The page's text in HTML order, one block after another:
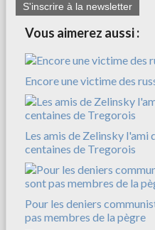
S'inscrire à la newsletter
Vous aimerez aussi :
Encore une victime des
Les amis de Zelinsky l'ami
centaines de Tregorois
Pour les deniers
pas membres de la pègre